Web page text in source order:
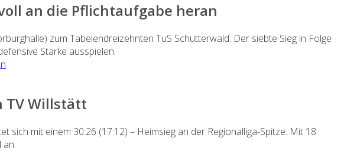
an die Pflichtaufgabe heran
zum Tabelendreizehnten TuS Schutterwald. Der siebte Sieg in Folge
Stärke ausspielen.
TV Willstätt
mit einem 30:26 (17:12) – Heimsieg an der Regionalliga-Spitze. Mit 18
an.